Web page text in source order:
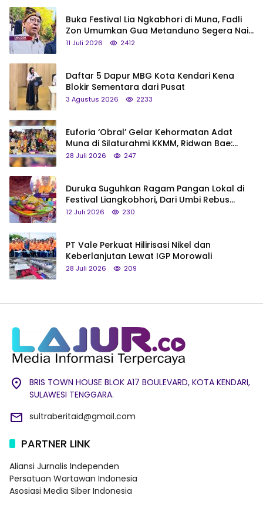
Buka Festival Lia Ngkabhori di Muna, Fadli
Zon Umumkan Gua Metanduno Segera Naik
Status Jadi Cagar Budaya Nasional
11 Juli 2026 2412
Daftar 5 Dapur MBG Kota Kendari Kena
Blokir Sementara dari Pusat
3 Agustus 2026 2233
Euforia ‘Obral’ Gelar Kehormatan Adat
Muna di Silaturahmi KKMM, Ridwan Bae:
Saya Bukan Tipe Begitu, Belum Pantas!
28 Juli 2026 247
Duruka Suguhkan Ragam Pangan Lokal di
Festival Liangkobhori, Dari Umbi Rebus
hingga Tumpeng Beras Muna
12 Juli 2026 230
PT Vale Perkuat Hilirisasi Nikel dan
Keberlanjutan Lewat IGP Morowali
28 Juli 2026 209
BRIS TOWN HOUSE BLOK A17 BOULEVARD, KOTA KENDARI,
SULAWESI TENGGARA.
sultraberitaid@gmail.com
PARTNER LINK
Aliansi Jurnalis Independen
Persatuan Wartawan Indonesia
Asosiasi Media Siber Indonesia